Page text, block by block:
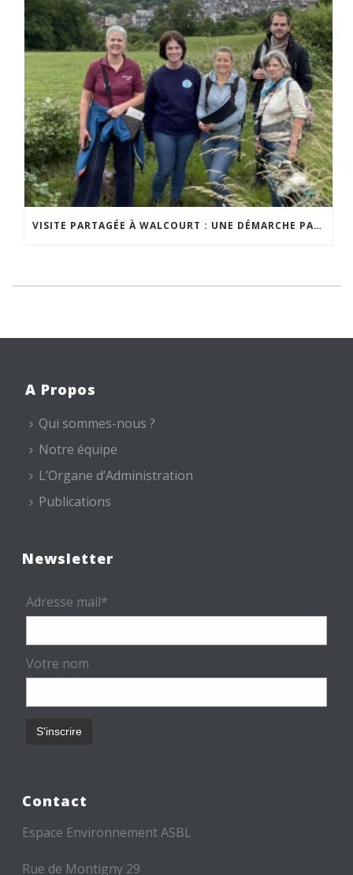
VISITE PARTAGÉE À WALCOURT : UNE DÉMARCHE PARTICIPATIVE ANIMÉE PAR ESPACE ENVIRONNEMENT
A Propos
Qui sommes-nous ?
Notre équipe
L’Organe d’Administration
Publications
Newsletter
Adresse mail*
Votre nom
Contact
Espace Environnement ASBL
Rue de Montigny 29